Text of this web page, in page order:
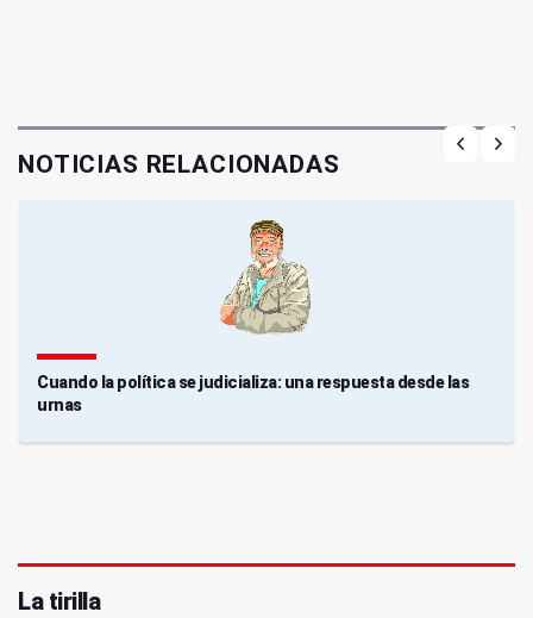
NOTICIAS RELACIONADAS
Cuando la política se judicializa: una respuesta desde las
urnas
La tirilla